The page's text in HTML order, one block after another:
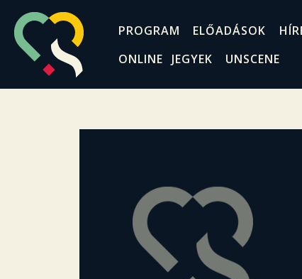
PROGRAM ELŐADÁSOK
ONLINE JEGYEK
UNSCENE